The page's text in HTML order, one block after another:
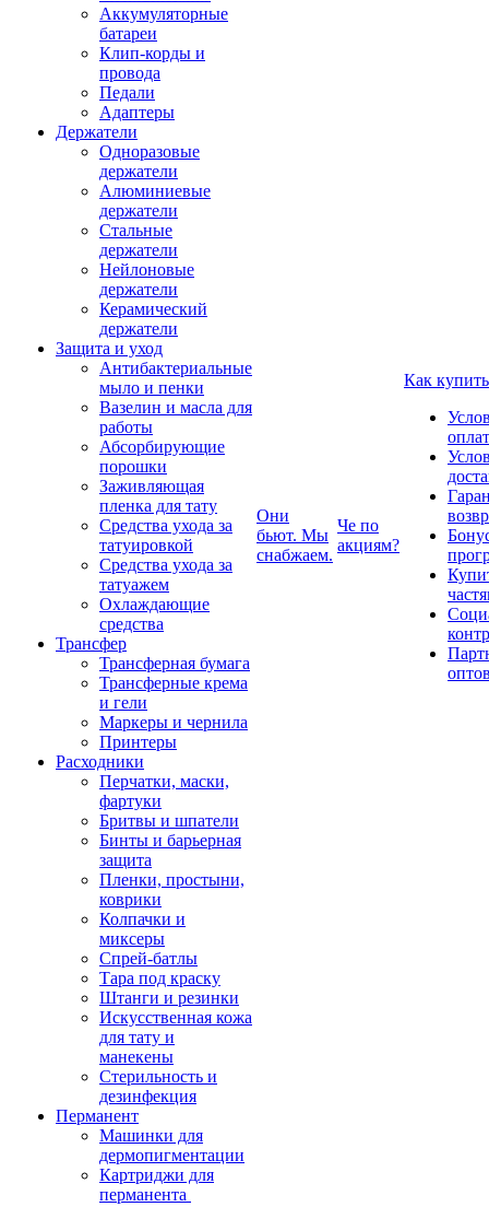
Аккумуляторные
батареи
Клип-корды и
провода
Педали
Адаптеры
Держатели
Одноразовые
держатели
Алюминиевые
держатели
Стальные
держатели
Нейлоновые
держатели
Керамический
держатели
Защита и уход
Антибактериальные
мыло и пенки
Вазелин и масла для
работы
Абсорбирующие
порошки
Заживляющая
пленка для тату
Средства ухода за
татуировкой
Средства ухода за
татуажем
Охлаждающие
средства
Трансфер
Трансферная бумага
Трансферные крема
и гели
Маркеры и чернила
Принтеры
Расходники
Перчатки, маски,
фартуки
Бритвы и шпатели
Бинты и барьерная
защита
Пленки, простыни,
коврики
Колпачки и
миксеры
Спрей-батлы
Тара под краску
Штанги и резинки
Искусственная кожа
для тату и
манекены
Стерильность и
дезинфекция
Перманент
Машинки для
дермопигментации
Картриджи для
перманента
Они
бьют. Мы
снабжаем.
Че по
акциям?
Как купить